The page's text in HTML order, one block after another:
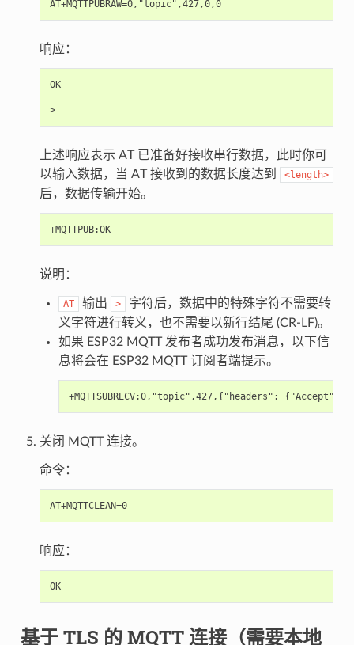
AT+MQTTPUBRAW=0,"topic",427,0,0
响应：
OK
>
上述响应表示 AT 已准备好接收串行数据，此时你可
以输入数据，当 AT 接收到的数据长度达到
<length>
后，数据传输开始。
+MQTTPUB:OK
说明：
AT 输出 >
字符后，数据中的特殊字符不需要转
义字符进行转义，也不需要以新行结尾 (CR-LF)。
如果 ESP32 MQTT 发布者成功发布消息，以下信
息将会在 ESP32 MQTT 订阅者端提示。
关闭 MQTT 连接。
命令：
AT+MQTTCLEAN=0
响应：
OK
基于 TLS 的 MQTT 连接（需要本地